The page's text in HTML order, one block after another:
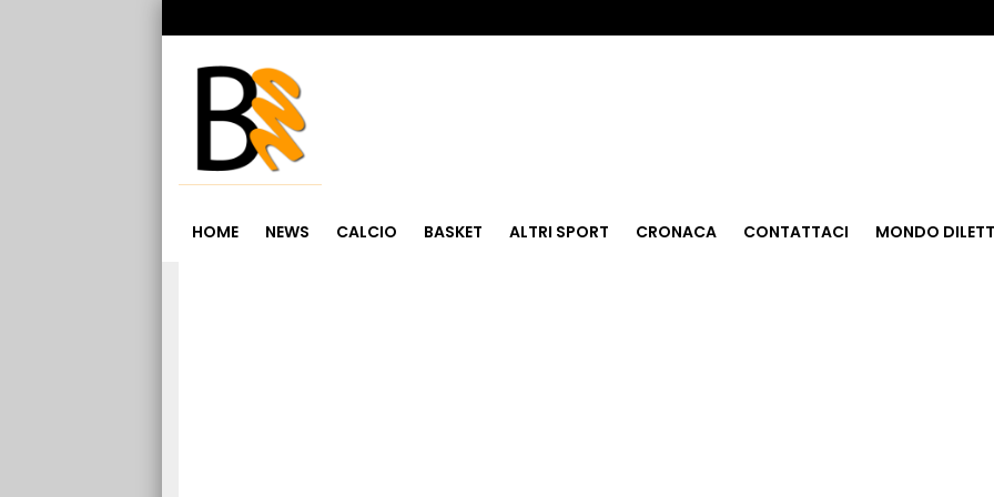
HOME NEWS CALCIO BASKET ALTRI SPORT CRONACA CONTATTACI MONDO